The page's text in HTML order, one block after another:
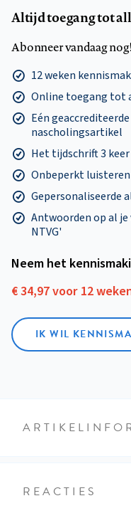
Altijd toegang tot
Abonneer vandaag nog!
12 weken
Online toegang tot
Eén
nascholingsartikel
Het tijdschrift 3 keer
Onbeperkt luisteren
Gepersonaliseerde
Antwoorden op al je
NTVG'
Neem het
€ 34,97 voor 12
IK WIL
REACTIES